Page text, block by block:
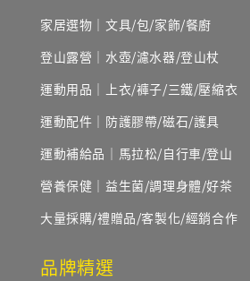
家居選物｜文具/包/家飾/餐廚
登山露營｜水壺/濾水器/登山杖
運動用品｜上衣/褲子/三鐵/壓縮衣
運動配件｜防護膠帶/磁石/護具
運動補給品｜馬拉松/自行車/登山
營養保健｜益生菌/調理身體/好茶
大量採購/禮贈品/客製化/經銷合作
品牌精選